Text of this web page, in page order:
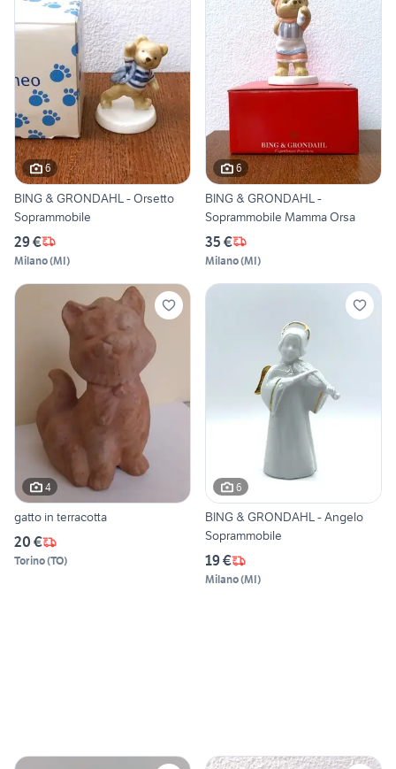
6
BING & GRONDAHL - Orsetto
Soprammobile
29 €
Milano(MI)
6
BING & GRONDAHL -
Soprammobile Mamma Orsa
35 €
Milano(MI)
4
gatto in terracotta
20 €
Torino(TO)
6
BING & GRONDAHL - Angelo
Soprammobile
19 €
Milano(MI)